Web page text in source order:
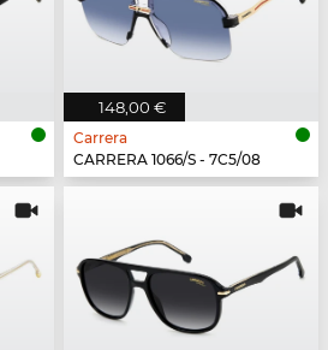
148,00 €
Carrera
CARRERA 1066/S - 7C5/08